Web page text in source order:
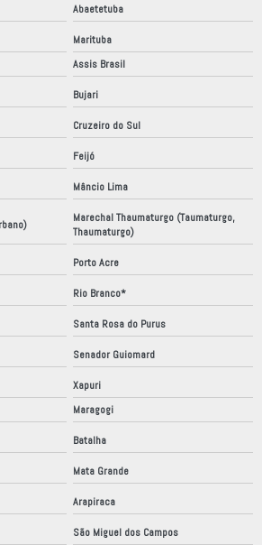
Abaetetuba
Marituba
Assis Brasil
Bujari
Cruzeiro do Sul
Feijó
Mâncio Lima
Marechal Thaumaturgo (Taumaturgo,
Thaumaturgo)
Porto Acre
Rio Branco*
Santa Rosa do Purus
Senador Guiomard
Xapuri
Maragogi
Batalha
Mata Grande
Arapiraca
São Miguel dos Campos